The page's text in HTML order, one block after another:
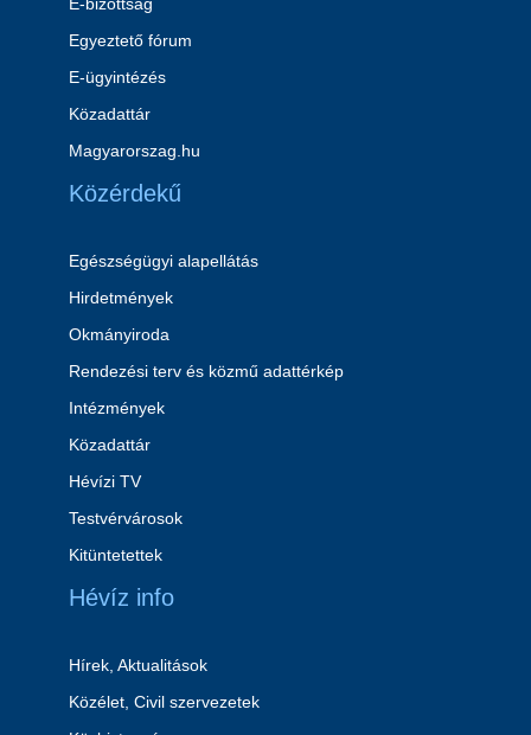
Egyeztető fórum
E-ügyintézés
Közadattár
Magyarorszag.hu
Közérdekű
Egészségügyi alapellátás
Hirdetmények
Okmányiroda
Rendezési terv és közmű adattérkép
Intézmények
Közadattár
Hévízi TV
Testvérvárosok
Kitüntetettek
Hévíz info
Hírek, Aktualitások
Közélet, Civil szervezetek